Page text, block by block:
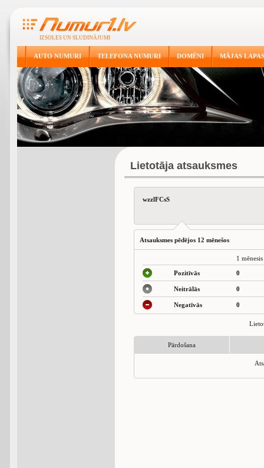
IZSOLES UN SLUDINĀJUMI
AUTO NUMURI TELEFONA NUMURI DOMĒNI MĀJAS LAPAS
Lietotāja atsauksmes
wzzlFCsS
Atsauksmes pēdējos 12 mēnešos
1 mēnesis
Pozitīvās 0
Neitrālās 0
Negatīvās 0
Pārdošana